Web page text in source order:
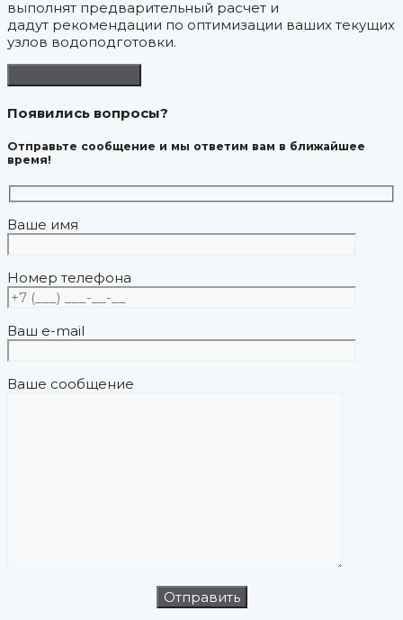
выполнят предварительный расчет и
дадут рекомендации по оптимизации ваших текущих
узлов водоподготовки.
Появились вопросы?
Отправьте сообщение и мы ответим вам в ближайшее
время!
Ваше имя
Номер телефона
Ваш e-mail
Ваше сообщение